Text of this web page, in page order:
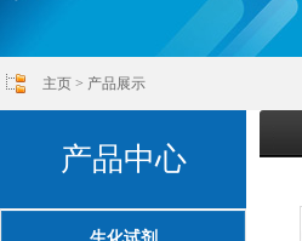
主页 > 产品展示
产品中心